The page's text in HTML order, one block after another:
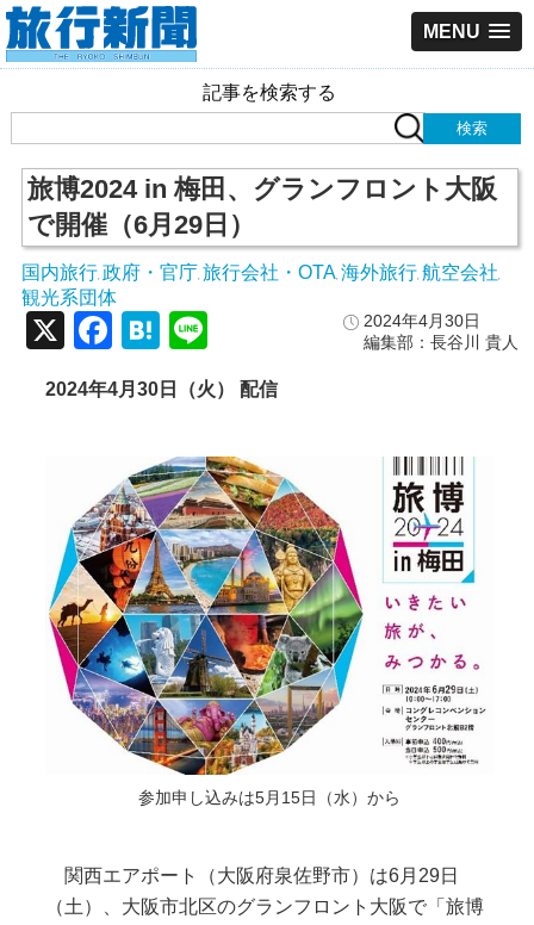
MENU
記事を検索する
旅博2024 in 梅田、グランフロント大阪
で開催（6月29日）
国内旅行 政府・官庁 旅行会社・OTA, 海外旅行 航空会社
観光系団体
2024年4月30日
編集部：長谷川 貴人
X Facebook
Hatena
2024年4月30日（火） 配信
参加申し込みは5月15日（水）から
関西エアポート（大阪府泉佐野市）は6月29日
（土）、大阪市北区のグランフロント大阪で「旅博